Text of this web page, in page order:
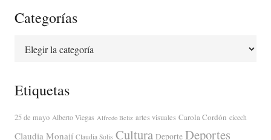
Categorías
Etiquetas
25 de mayo Alberto Viegas Alfredo Beliz artes visuales Carola Cordón cicech
Claudia Monají Claudia Solis Cultura Deporte Deportes